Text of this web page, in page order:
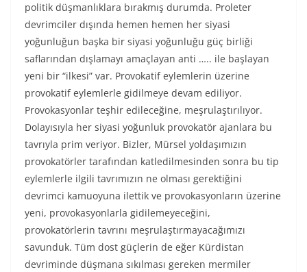
politik düşmanlıklara bırakmış durumda. Proleter
devrimciler dışında hemen hemen her siyasi
yoğunluğun başka bir siyasi yoğunluğu güç birliği
saflarından dışlamayı amaçlayan anti ….. ile başlayan
yeni bir “ilkesi” var. Provokatif eylemlerin üzerine
provokatif eylemlerle gidilmeye devam ediliyor.
Provokasyonlar teşhir edileceğine, meşrulaştırılıyor.
Dolayısıyla her siyasi yoğunluk provokatör ajanlara bu
tavrıyla prim veriyor. Bizler, Mürsel yoldaşımızın
provokatörler tarafından katledilmesinden sonra bu tip
eylemlerle ilgili tavrımızın ne olması gerektiğini
devrimci kamuoyuna ilettik ve provokasyonların üzerine
yeni, provokasyonlarla gidilemeyeceğini,
provokatörlerin tavrını meşrulaştırmayacağımızı
savunduk. Tüm dost güçlerin de eğer Kürdistan
devriminde düşmana sıkılması gereken mermiler